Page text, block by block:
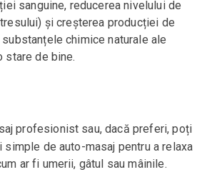
sanguine, reducerea nivelului de
și creșterea producției de
chimice naturale ale
stare de bine.
profesionist sau, dacă preferi, poți
simple de auto-masaj pentru a relaxa
ar fi umerii, gâtul sau mâinile.